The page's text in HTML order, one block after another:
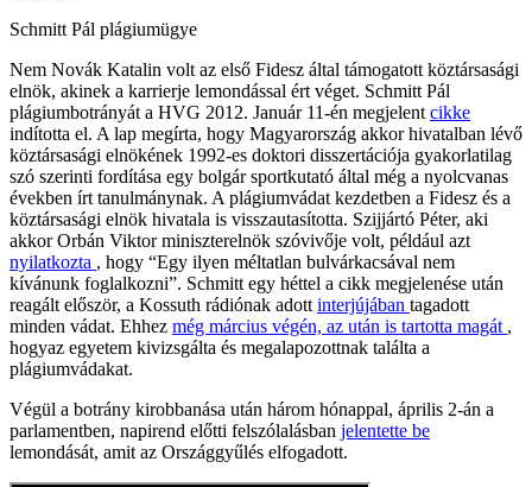
Schmitt Pál plágiumügye
Nem Novák Katalin volt az első Fidesz által támogatott köztársasági
elnök, akinek a karrierje lemondással ért véget. Schmitt Pál
plágiumbotrányát a HVG 2012. Január 11-én megjelent cikke
indította el. A lap megírta, hogy Magyarország akkor hivatalban lévő
köztársasági elnökének 1992-es doktori disszertációja gyakorlatilag
szó szerinti fordítása egy bolgár sportkutató által még a nyolcvanas
években írt tanulmánynak. A plágiumvádat kezdetben a Fidesz és a
köztársasági elnök hivatala is visszautasította. Szijjártó Péter, aki
akkor Orbán Viktor miniszterelnök szóvivője volt, például azt
nyilatkozta , hogy “Egy ilyen méltatlan bulvárkacsával nem
kívánunk foglalkozni”. Schmitt egy héttel a cikk megjelenése után
reagált először, a Kossuth rádiónak adott interjújában tagadott
minden vádat. Ehhez még március végén, az után is tartotta magát ,
hogyaz egyetem kivizsgálta és megalapozottnak találta a
plágiumvádakat.
Végül a botrány kirobbanása után három hónappal, április 2-án a
parlamentben, napirend előtti felszólalásban jelentette be
lemondását, amit az Országgyűlés elfogadott.